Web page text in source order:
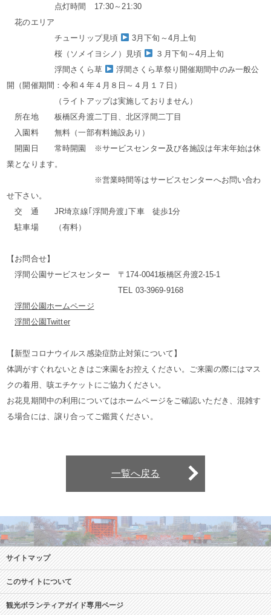
点灯時間 17:30～21:30
花のエリア
チューリップ見頃
3月下旬～4月上旬
桜（ソメイヨシノ）見頃
３月下旬～4月上旬
浮間さくら草
浮間さくら草祭り開催期間中のみ一般公
開（開催期間：令和４年４月８日～４月１７日）
（ライトアップは実施しておりません）
所在地 板橋区舟渡二丁目、北区浮間二丁目
入園料 無料（一部有料施設あり）
開園日 常時開園 ※サービスセンター及び各施設は年末年始は休
業となります。
※営業時間等はサービスセンターへお問い合わ
せ下さい。
交 通 JR埼京線｢浮間舟渡｣下車 徒歩1分
駐車場 （有料）
【お問合せ】
浮間公園サービスセンター 〒174-0041板橋区舟渡2-15-1
TEL 03-3969-9168
浮間公園ホームページ
浮間公園Twitter
【新型コロナウイルス感染症防止対策について】
体調がすぐれないときはご来園をお控えください。ご来園の際にはマス
クの着用、咳エチケットにご協力ください。
お花見期間中の利用についてはホームページをご確認いただき、混雑す
る場合には、譲り合ってご鑑賞ください。
一覧へ戻る
サイトマップ
このサイトについて
観光ボランティアガイド専用ページ